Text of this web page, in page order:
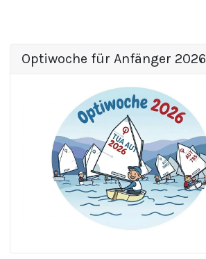
Optiwoche für Anfänger 2026